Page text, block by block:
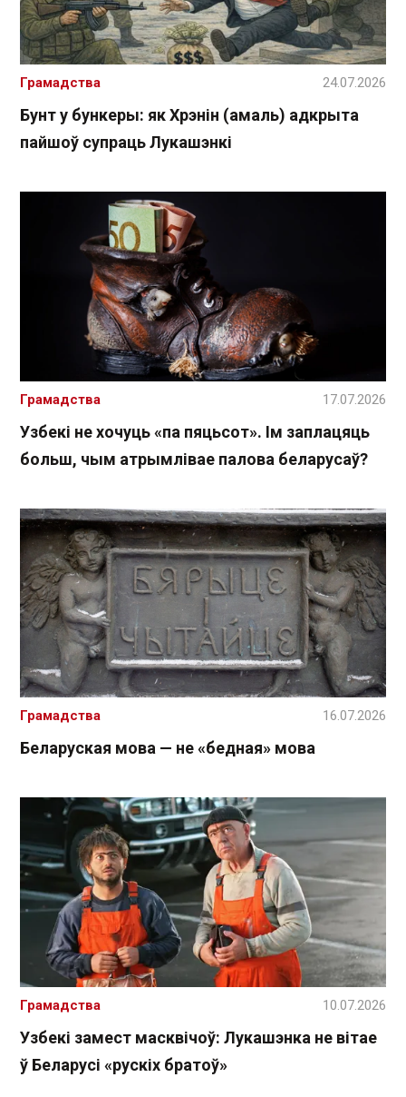
Бунт у бункеры: як Хрэнін (амаль) адкрыта
пайшоў супраць Лукашэнкі
Грамадства 24.07.2026
Узбекі не хочуць «па пяцьсот». Ім заплацяць
больш, чым атрымлівае палова беларусаў?
Грамадства 17.07.2026
Беларуская мова — не «бедная» мова
Грамадства 16.07.2026
Узбекі замест масквічоў: Лукашэнка не вітае
ў Беларусі «рускіх братоў»
Грамадства 10.07.2026